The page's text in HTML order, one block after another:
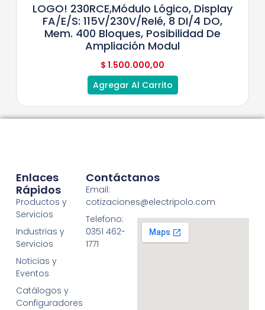
LOGO! 230RCE,módulo Lógico, Display
FA/E/S: 115V/230V/relé, 8 DI/4 DO,
Mem. 400 Bloques, Posibilidad De
Ampliación Modul
$ 1.500.000,00
Agregar Al Carrito
Enlaces
Rápidos
Productos y
Servicios
Industrias y
Servicios
Noticias y
Eventos
Catálogos y
Configuradores
Contáctanos
Email:
cotizaciones@electripolo.com
Telefono:
0351 462-
1771